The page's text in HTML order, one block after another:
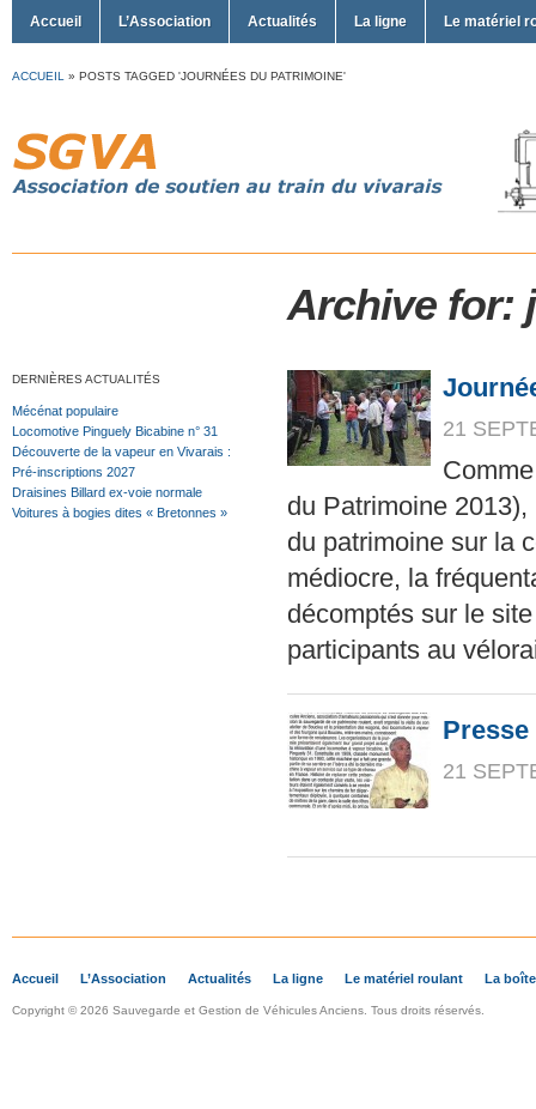
Accueil L’Association Actualités La ligne Le matériel
ACCUEIL » POSTS TAGGED 'JOURNÉES DU PATRIMOINE'
Archive for:
DERNIÈRES ACTUALITÉS
Mécénat populaire
Locomotive Pinguely Bicabine n° 31
Découverte de la vapeur en Vivarais :
Pré-inscriptions 2027
Draisines Billard ex-voie normale
Voitures à bogies dites « Bretonnes »
21
du Patrimoine
du patrimoine sur la
médiocre, la
décomptés sur le
participants au
Presse
21
Accueil L’Association Actualités La ligne Le matériel roulant La
Copyright © 2026 Sauvegarde et Gestion de Véhicules Anciens. Tous droits réservés.